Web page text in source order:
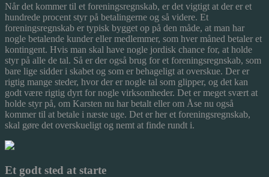
Når det kommer til et foreningsregnskab, er det vigtigt at der er et
hundrede procent styr på betalingerne og så videre. Et
foreningsregnskab er typisk bygget op på den måde, at man har
nogle betalende kunder eller medlemmer, som hver måned betaler et
kontingent. Hvis man skal have nogle jordisk chance for, at holde
styr på alle de tal. Så er der også brug for et foreningsregnskab, som
bare lige sidder i skabet og som er behageligt at overskue. Der er
rigtig mange steder, hvor der er nogle tal som glipper, og det kan
godt være rigtig dyrt for nogle virksomheder. Det er meget svært at
holde styr på, om Karsten nu har betalt eller om Åse nu også
kommer til at betale i næste uge. Det er her et foreningsregnskab,
skal gøre det overskueligt og nemt at finde rundt i.
Et godt sted at starte